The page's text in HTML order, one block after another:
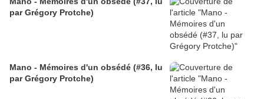
par Grégory Protche)
Mano - Mémoires d'un obsédé (#36, lu
par Grégory Protche)